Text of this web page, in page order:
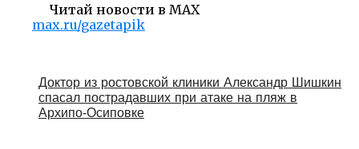
Читай новости в MAX
max.ru/gazetapik
Доктор из ростовской клиники Александр Шишкин
спасал пострадавших при атаке на пляж в
Архипо‑Осиповке